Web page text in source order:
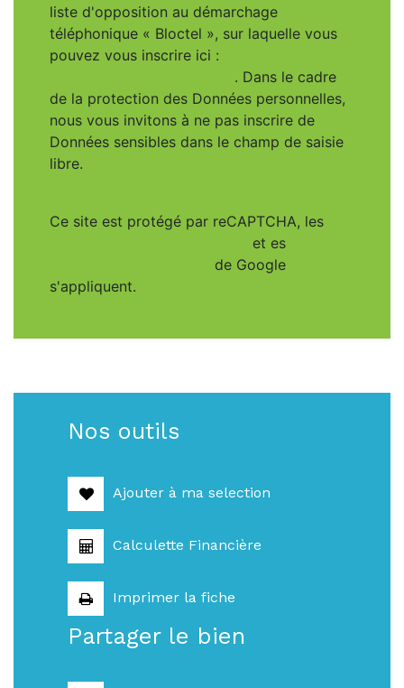
liste d'opposition au démarchage
téléphonique « Bloctel », sur laquelle vous
pouvez vous inscrire ici :
. Dans le cadre
de la protection des Données personnelles,
nous vous invitons à ne pas inscrire de
Données sensibles dans le champ de saisie
libre.
Ce site est protégé par reCAPTCHA, les
et es
de Google
s'appliquent.
Nos outils
Ajouter à ma selection
Calculette Financière
Imprimer la fiche
Partager le bien